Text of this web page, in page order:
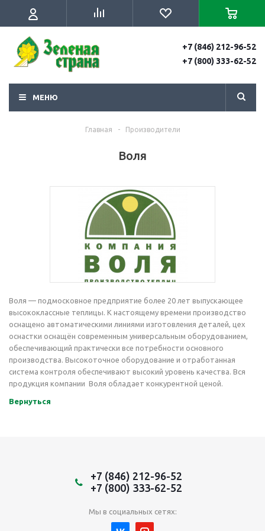
+7 (846) 212-96-52
+7 (800) 333-62-52
МЕНЮ
Главная - Производители
Воля
Воля — подмосковное предприятие более 20 лет выпускающее
высококлассные теплицы. К настоящему времени производство
оснащено автоматическими линиями изготовления деталей, цех
оснастки оснащён современным универсальным оборудованием,
обеспечивающий практически все потребности основного
производства. Высокоточное оборудование и отработанная
система контроля обеспечивают высокий уровень качества. Вся
продукция компании Воля обладает конкурентной ценой.
Вернуться
+7 (846) 212-96-52
+7 (800) 333-62-52
Мы в социальных сетях: